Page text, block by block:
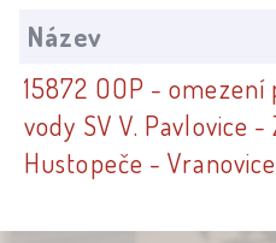
Název
15872 OOP - omezení
vody SV V. Pavlovice -
Hustopeče - Vranovice